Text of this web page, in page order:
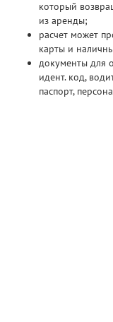
который
из аренды;
расчет может
карты и
документы для
идент. код,
паспорт,